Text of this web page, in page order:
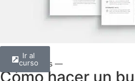
Ir al
curso
— Todos —
Cómo hacer un